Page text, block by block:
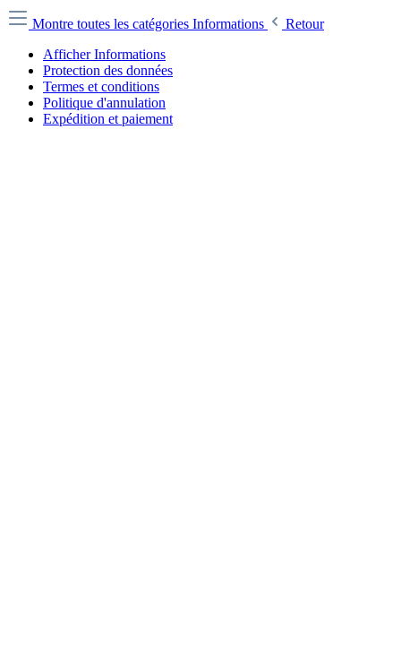
Montre toutes les catégories Informations
Retour
Afficher Informations
Protection des données
Termes et conditions
Politique d'annulation
Expédition et paiement